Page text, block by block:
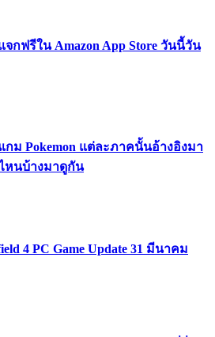
จกฟรีใน Amazon App Store วันนี้วัน
กม Pokemon แต่ละภาคนั้นอ้างอิงมา
หนบ้างมาดูกัน
4 PC Game Update 31 มีนาคม